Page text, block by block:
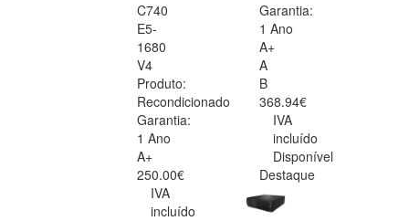
C740
E5-
1680
V4
Produto:
Recondicionado
Garantia:
1 Ano
A+
250.00€
IVA
incluído
Garantia:
1 Ano
A+
A
B
368.94€
IVA
incluído
Disponível
Destaque